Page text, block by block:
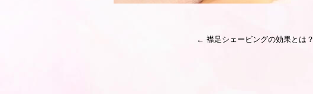
← 襟足シェービングの効果とは？